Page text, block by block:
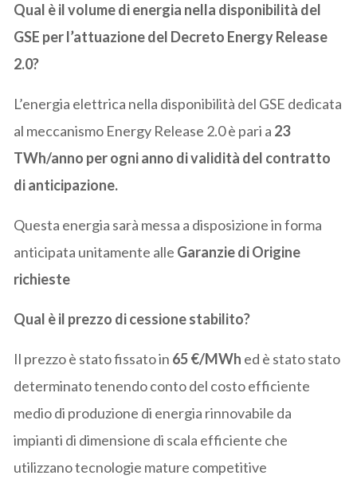
Qual è il volume di energia nella disponibilità del
GSE per l’attuazione del Decreto Energy Release
2.0?
L’energia elettrica nella disponibilità del GSE dedicata
al meccanismo Energy Release 2.0 è pari a 23
TWh/anno per ogni anno di validità del contratto
di anticipazione.
Questa energia sarà messa a disposizione in forma
anticipata unitamente alle Garanzie di Origine
richieste
Qual è il prezzo di cessione stabilito?
Il prezzo è stato fissato in 65 €/MWh ed è stato stato
determinato tenendo conto del costo efficiente
medio di produzione di energia rinnovabile da
impianti di dimensione di scala efficiente che
utilizzano tecnologie mature competitive